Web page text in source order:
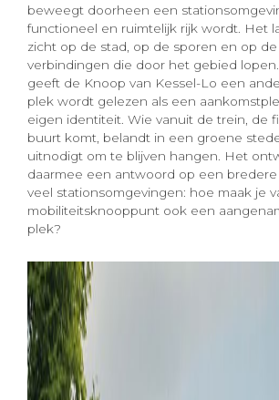
beweegt doorheen een
functioneel en ruimtelijk rijk wordt. Het
zicht op de stad, op de sporen en op
verbindingen die door het gebied
geeft de Knoop van Kessel-Lo een
plek wordt gelezen als een
eigen identiteit. Wie vanuit de trein, de
buurt komt, belandt in een groene
uitnodigt om te blijven hangen. Het
daarmee een antwoord op een
veel stationsomgevingen: hoe maak je
mobiliteitsknooppunt ook een
plek?